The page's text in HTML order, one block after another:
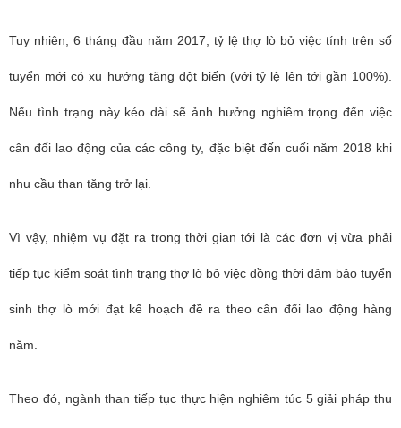
Tuy nhiên, 6 tháng đầu năm 2017, tỷ lệ thợ lò bỏ việc tính trên số
tuyển mới có xu hướng tăng đột biến (với tỷ lệ lên tới gần 100%).
Nếu tình trạng này kéo dài sẽ ảnh hưởng nghiêm trọng đến việc
cân đối lao động của các công ty, đặc biệt đến cuối năm 2018 khi
nhu cầu than tăng trở lại.
Vì vậy, nhiệm vụ đặt ra trong thời gian tới là các đơn vị vừa phải
tiếp tục kiểm soát tình trạng thợ lò bỏ việc đồng thời đảm bảo tuyển
sinh thợ lò mới đạt kế hoạch đề ra theo cân đối lao động hàng
năm.
Theo đó, ngành than tiếp tục thực hiện nghiêm túc 5 giải pháp thu